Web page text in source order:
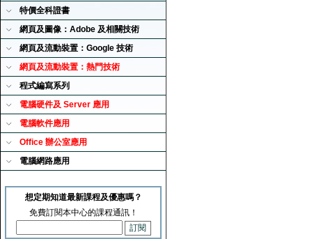
特價全科證書
網頁及圖像：Adobe 及相關技術
網頁及流動裝置：Google 技術
網頁及流動裝置：熱門技術
程式編寫系列
電腦硬件及 Server 應用
電腦軟件應用
Office 辦公室應用
電腦網路應用
想定期知道最新課程及優惠嗎？
免費訂閱本中心的課程通訊！